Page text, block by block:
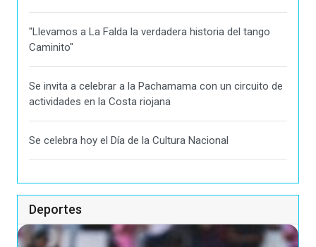
"Llevamos a La Falda la verdadera historia del tango
Caminito"
Se invita a celebrar a la Pachamama con un circuito de
actividades en la Costa riojana
Se celebra hoy el Día de la Cultura Nacional
Deportes